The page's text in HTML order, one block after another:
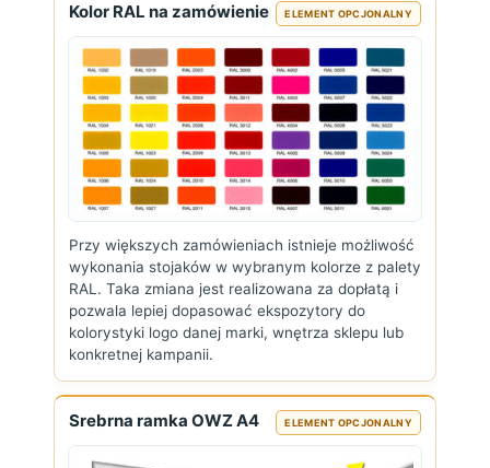
Kolor RAL na zamówienie ELEMENT OPCJONALNY
Przy większych zamówieniach istnieje możliwość
wykonania stojaków w wybranym kolorze z palety
RAL. Taka zmiana jest realizowana za dopłatą i
pozwala lepiej dopasować ekspozytory do
kolorystyki logo danej marki, wnętrza sklepu lub
konkretnej kampanii.
Srebrna ramka OWZ A4 ELEMENT OPCJONALNY